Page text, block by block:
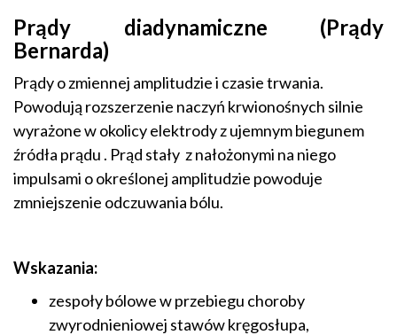
Prądy diadynamiczne (Prądy
Bernarda)
Prądy o zmiennej amplitudzie i czasie trwania.
Powodują rozszerzenie naczyń krwionośnych silnie
wyrażone w okolicy elektrody z ujemnym biegunem
źródła prądu . Prąd stały z nałożonymi na niego
impulsami o określonej amplitudzie powoduje
zmniejszenie odczuwania bólu.
Wskazania:
zespoły bólowe w przebiegu choroby
zwyrodnieniowej stawów kręgosłupa,